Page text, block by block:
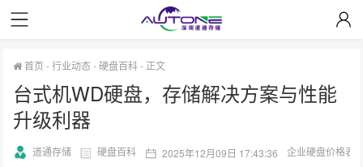
首页 -行业动态-硬盘百科- 正文
台式机WD硬盘，存储解决方案与性能
升级利器
道通存储 硬盘百科 2025年12月09日 17:43:36 企业硬盘价格表